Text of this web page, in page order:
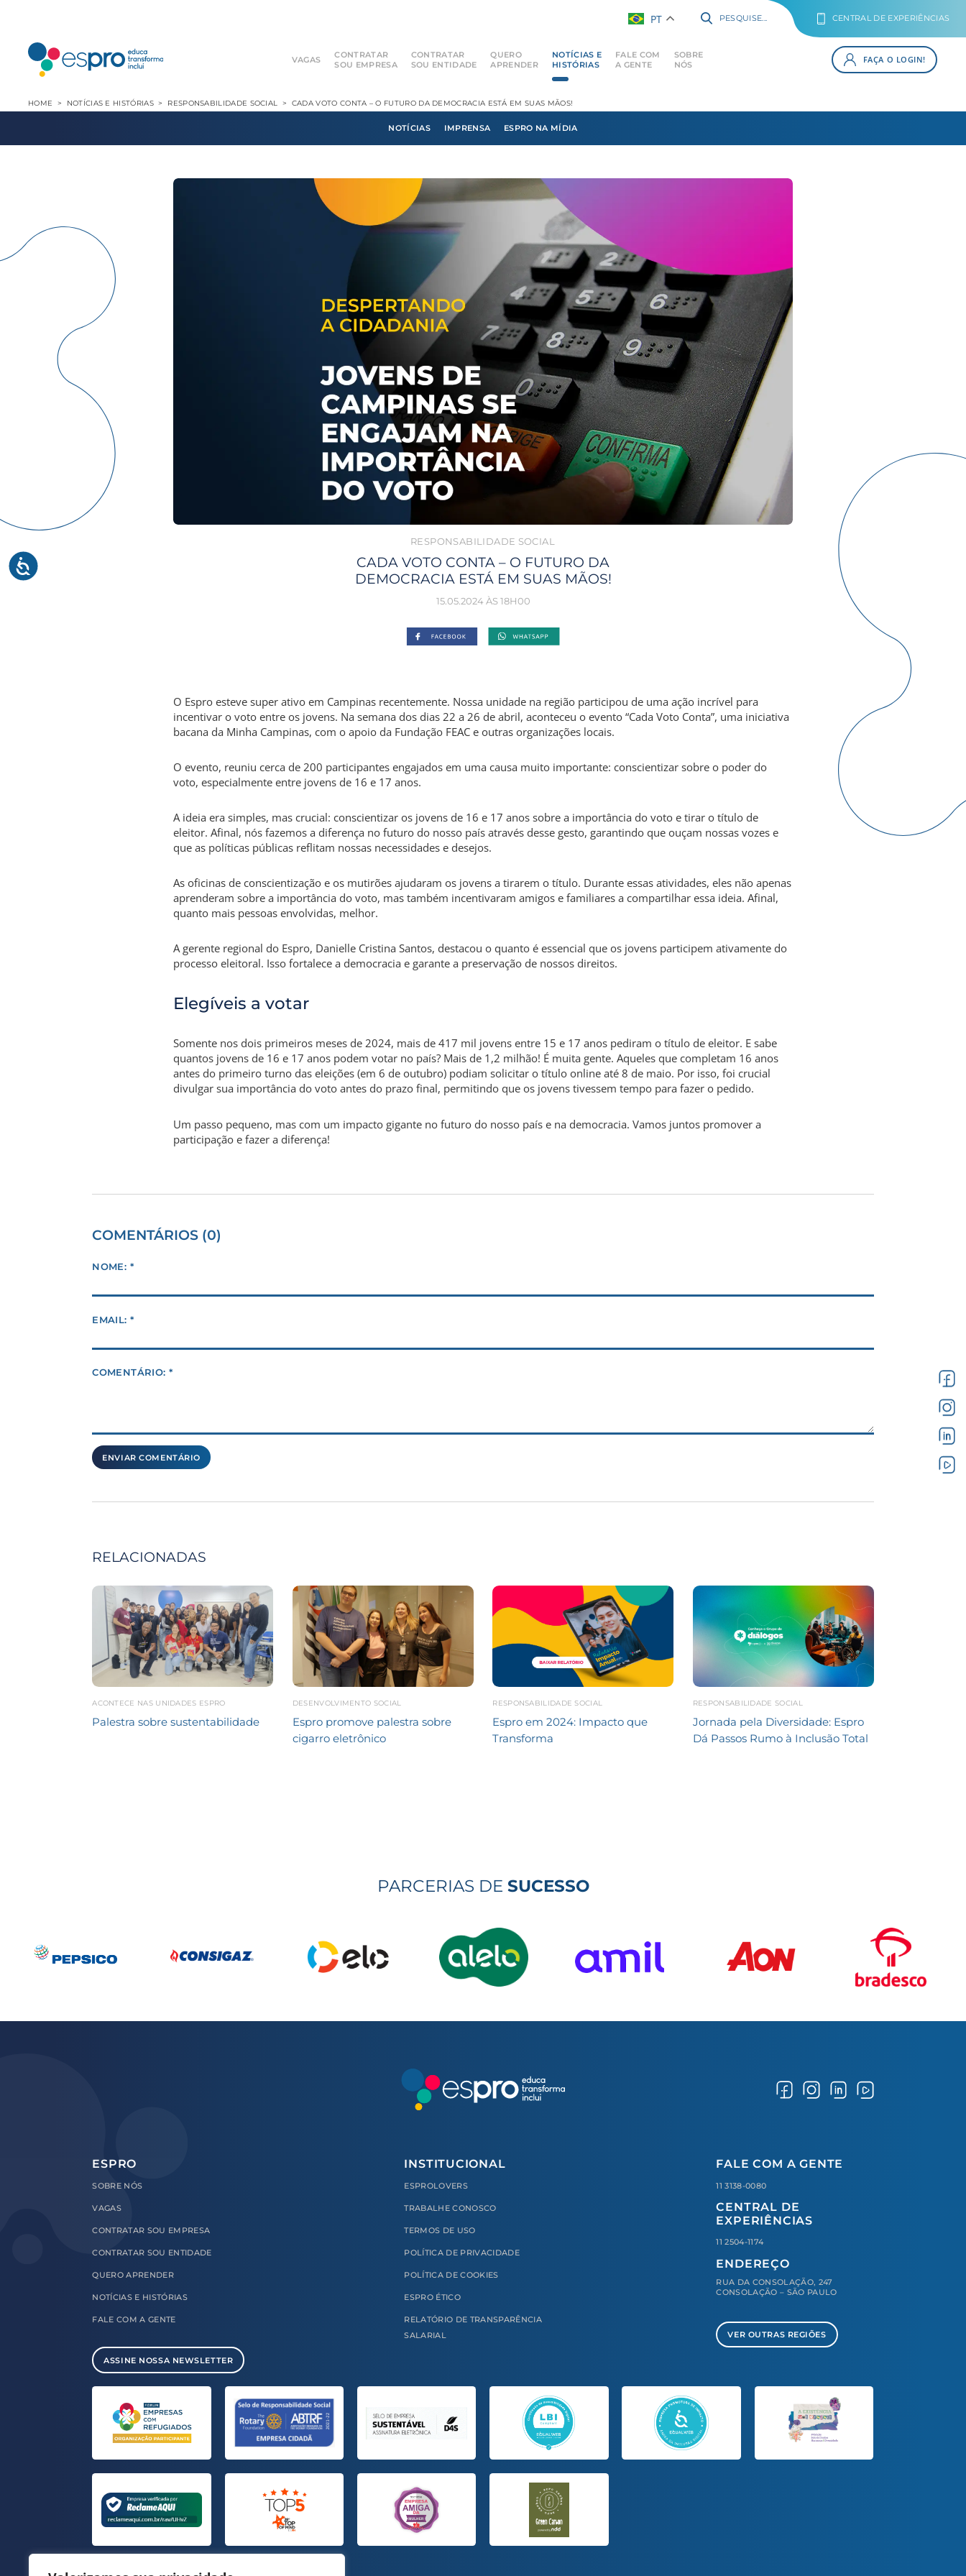
PT PESQUISE... CENTRAL DE EXPERIÊNCIAS
HOME NOTÍCIAS E HISTÓRIAS RESPONSABILIDADE SOCIAL CADA VOTO CONTA – O FUTURO DA DEMOCRACIA ESTÁ EM SUAS MÃOS!
SOBRE
NÓS
VAGAS
CONTRATAR
SOU EMPRESA
CONTRATAR
SOU ENTIDADE
QUERO
APRENDER
NOTÍCIAS E
HISTÓRIAS
FALE COM
A GENTE
FAÇA O LOGIN!
NOTÍCIAS IMPRENSA ESPRO NA MÍDIA
RESPONSABILIDADE SOCIAL
CADA VOTO CONTA – O FUTURO DA
DEMOCRACIA ESTÁ EM SUAS MÃOS!
15.05.2024 ÀS 18H00
O Espro esteve super ativo em Campinas recentemente. Nossa unidade na região participou de uma ação incrível para
incentivar o voto entre os jovens. Na semana dos dias 22 a 26 de abril, aconteceu o evento “Cada Voto Conta”, uma iniciativa
bacana da Minha Campinas, com o apoio da Fundação FEAC e outras organizações locais.
O evento, reuniu cerca de 200 participantes engajados em uma causa muito importante: conscientizar sobre o poder do
voto, especialmente entre jovens de 16 e 17 anos.
A ideia era simples, mas crucial: conscientizar os jovens de 16 e 17 anos sobre a importância do voto e tirar o título de
eleitor. Afinal, nós fazemos a diferença no futuro do nosso país através desse gesto, garantindo que ouçam nossas vozes e
que as políticas públicas reflitam nossas necessidades e desejos.
As oficinas de conscientização e os mutirões ajudaram os jovens a tirarem o título. Durante essas atividades, eles não apenas
aprenderam sobre a importância do voto, mas também incentivaram amigos e familiares a compartilhar essa ideia. Afinal,
quanto mais pessoas envolvidas, melhor.
A gerente regional do Espro, Danielle Cristina Santos, destacou o quanto é essencial que os jovens participem ativamente do
processo eleitoral. Isso fortalece a democracia e garante a preservação de nossos direitos.
Elegíveis a votar
Somente nos dois primeiros meses de 2024, mais de 417 mil jovens entre 15 e 17 anos pediram o título de eleitor. E sabe
quantos jovens de 16 e 17 anos podem votar no país? Mais de 1,2 milhão! É muita gente. Aqueles que completam 16 anos
antes do primeiro turno das eleições (em 6 de outubro) podiam solicitar o título online até 8 de maio. Por isso, foi crucial
divulgar sua importância do voto antes do prazo final, permitindo que os jovens tivessem tempo para fazer o pedido.
Um passo pequeno, mas com um impacto gigante no futuro do nosso país e na democracia. Vamos juntos promover a
participação e fazer a diferença!
COMENTÁRIOS (0)
NOME: *
EMAIL: *
COMENTÁRIO: *
RELACIONADAS
ACONTECE NAS UNIDADES ESPRO
Palestra sobre sustentabilidade
DESENVOLVIMENTO SOCIAL
Espro promove palestra sobre
cigarro eletrônico
RESPONSABILIDADE SOCIAL
Espro em 2024: Impacto que
Transforma
RESPONSABILIDADE SOCIAL
Jornada pela Diversidade: Espro
Dá Passos Rumo à Inclusão Total
PARCERIAS DE SUCESSO
ESPRO
SOBRE NÓS
VAGAS
CONTRATAR SOU EMPRESA
CONTRATAR SOU ENTIDADE
QUEROAPRENDER
NOTÍCIAS E HISTÓRIAS
FALE COMA GENTE
ASSINE NOSSA NEWSLETTER
INSTITUCIONAL
ESPROLOVERS
TRABALHE CONOSCO
TERMOS DE USO
POLÍTICA DE PRIVACIDADE
POLÍTICA DE COOKIES
ESPRO ÉTICO
RELATÓRIO DE TRANSPARÊNCIA
SALARIAL
FALE COM A GENTE
11 3138-0080
CENTRAL DE
EXPERIÊNCIAS
11 2504-1174
ENDEREÇO
RUA DA CONSOLAÇÃO, 247
CONSOLAÇÃO – SÃO PAULO
VER OUTRAS REGIÕES